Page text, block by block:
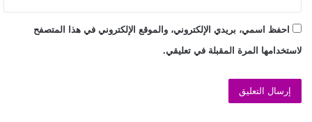
احفظ اسمي، بريدي الإلكتروني، والموقع الإلكتروني في هذا المتصفح
لاستخدامها المرة المقبلة في تعليقي.